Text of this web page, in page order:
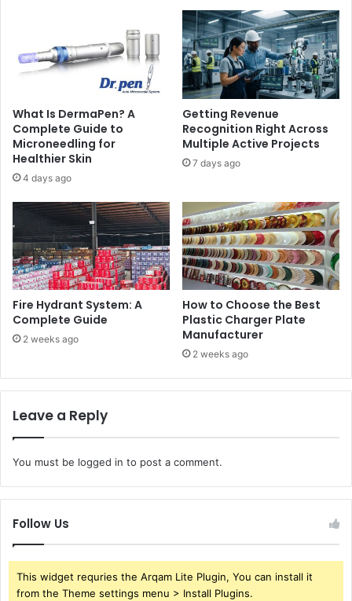
What Is DermaPen? A
Complete Guide to
Microneedling for
Healthier Skin
4 days ago
Getting Revenue
Recognition Right Across
Multiple Active Projects
7 days ago
Fire Hydrant System: A
Complete Guide
2 weeks ago
How to Choose the Best
Plastic Charger Plate
Manufacturer
2 weeks ago
Leave a Reply
You must be logged in to post a comment.
Follow Us
This widget requries the Arqam Lite Plugin, You can install it
from the Theme settings menu > Install Plugins.